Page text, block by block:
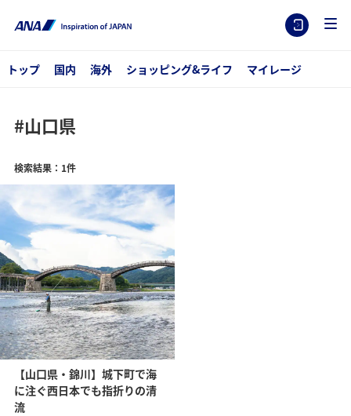
トップ 国内 海外 ショッピング&ライフ マイレージ
#山口県
検索結果：1件
【山口県・錦川】城下町で海
に注ぐ西日本でも指折りの清
流